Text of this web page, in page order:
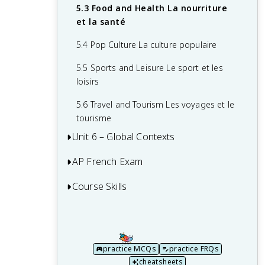
3.5 Literature La littérature
3.6 Visual and Performing Arts Les arts
visuels et du spectacle
4.3 Science in Everyday Life La science
dans la vie quotidienne
4.4 Societal Impacts of Science and
la technologie dans la société
5.3 Food and Health La nourriture
et la santé
5.4 Pop Culture La culture populaire
5.5 Sports and Leisure Le sport et les
loisirs
5.6 Travel and Tourism Les voyages et le
tourisme
Unit 6 – Global Contexts
6.1 Global Communication La
6.4 Policy and Planning La
réglementation et la planification
AP French Exam
Multiple-Choice Questions (MCQ)
Project Presentation and Project Q&A
Is AP French Hard? AP French Difficulty
Course Skills
Interpersonal and Presentational
Communication
practice MCQs
practice FRQs
cheatsheets